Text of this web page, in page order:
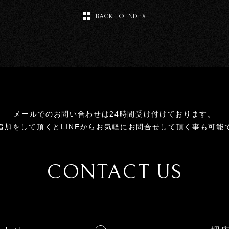
BACK TO INDEX
メールでのお問い合わせは24時間受け付けております。
加をして頂くとLINEからお気軽にお問合せして頂く事も可能
CONTACT US